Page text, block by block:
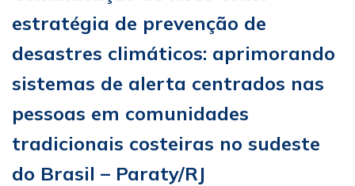
estratégia de prevenção de
desastres climáticos: aprimorando
sistemas de alerta centrados nas
pessoas em comunidades
tradicionais costeiras no sudeste
do Brasil – Paraty/RJ